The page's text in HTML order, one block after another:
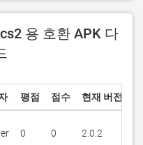
용 호환 APK 다
평점 점수 현재 버전
0 0 2.0.2